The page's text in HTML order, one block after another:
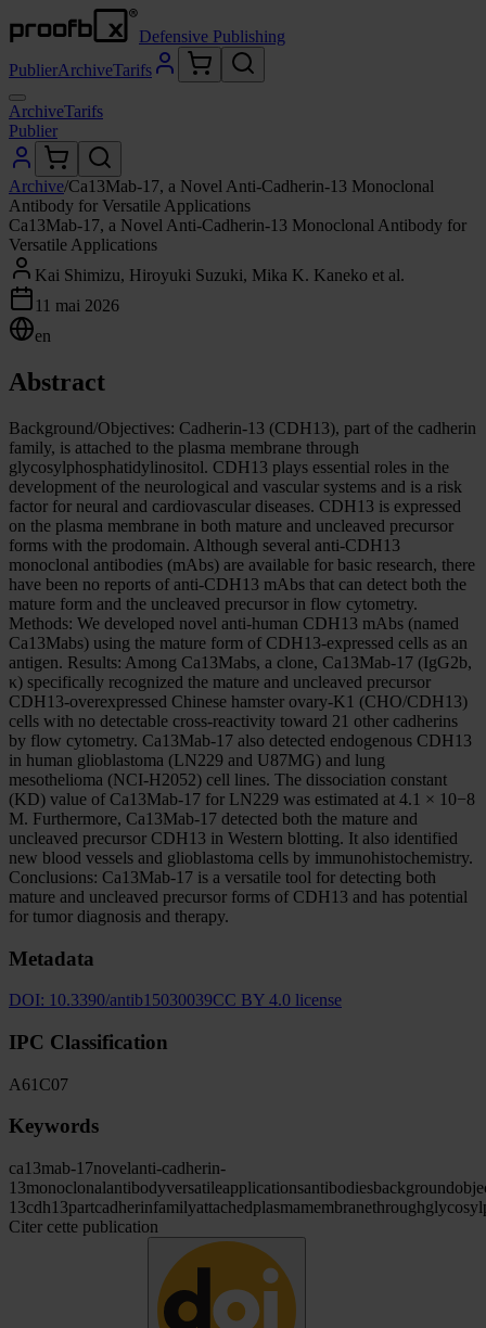
Defensive Publishing
PublierArchiveTarifs
ArchiveTarifs
Publier
Archive/Ca13Mab-17, a Novel Anti-Cadherin-13 Monoclonal
Antibody for Versatile Applications
Ca13Mab-17, a Novel Anti-Cadherin-13 Monoclonal Antibody for
Versatile Applications
Kai Shimizu, Hiroyuki Suzuki, Mika K. Kaneko et al.
11 mai 2026
en
Abstract
Background/Objectives: Cadherin-13 (CDH13), part of the cadherin
family, is attached to the plasma membrane through
glycosylphosphatidylinositol. CDH13 plays essential roles in the
development of the neurological and vascular systems and is a risk
factor for neural and cardiovascular diseases. CDH13 is expressed
on the plasma membrane in both mature and uncleaved precursor
forms with the prodomain. Although several anti-CDH13
monoclonal antibodies (mAbs) are available for basic research, there
have been no reports of anti-CDH13 mAbs that can detect both the
mature form and the uncleaved precursor in flow cytometry.
Methods: We developed novel anti-human CDH13 mAbs (named
Ca13Mabs) using the mature form of CDH13-expressed cells as an
antigen. Results: Among Ca13Mabs, a clone, Ca13Mab-17 (IgG2b,
κ) specifically recognized the mature and uncleaved precursor
CDH13-overexpressed Chinese hamster ovary-K1 (CHO/CDH13)
cells with no detectable cross-reactivity toward 21 other cadherins
by flow cytometry. Ca13Mab-17 also detected endogenous CDH13
in human glioblastoma (LN229 and U87MG) and lung
mesothelioma (NCI-H2052) cell lines. The dissociation constant
(KD) value of Ca13Mab-17 for LN229 was estimated at 4.1 × 10−8
M. Furthermore, Ca13Mab-17 detected both the mature and
uncleaved precursor CDH13 in Western blotting. It also identified
new blood vessels and glioblastoma cells by immunohistochemistry.
Conclusions: Ca13Mab-17 is a versatile tool for detecting both
mature and uncleaved precursor forms of CDH13 and has potential
for tumor diagnosis and therapy.
Metadata
DOI: 10.3390/antib15030039CC BY 4.0 license
IPC Classification
A61 C07
Keywords
ca13mab-17novelanti-cadherin-
13monoclonalantibodyversatileapplicationsantibodiesbackground
13cdh13partcadherinfamilyattachedplasmamembranethrough
Citer cette publication